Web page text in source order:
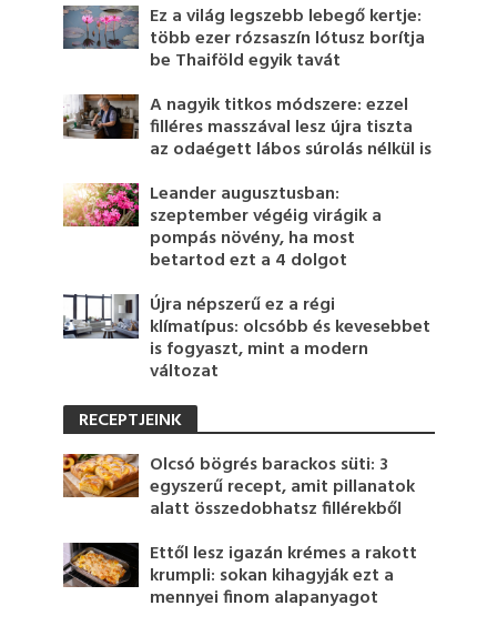
Ez a világ legszebb lebegő kertje:
több ezer rózsaszín lótusz borítja
be Thaiföld egyik tavát
A nagyik titkos módszere: ezzel
filléres masszával lesz újra tiszta
az odaégett lábos súrolás nélkül is
Leander augusztusban:
szeptember végéig virágik a
pompás növény, ha most
betartod ezt a 4 dolgot
Újra népszerű ez a régi
klímatípus: olcsóbb és kevesebbet
is fogyaszt, mint a modern
változat
RECEPTJEINK
Olcsó bögrés barackos süti: 3
egyszerű recept, amit pillanatok
alatt összedobhatsz fillérekből
Ettől lesz igazán krémes a rakott
krumpli: sokan kihagyják ezt a
mennyei finom alapanyagot